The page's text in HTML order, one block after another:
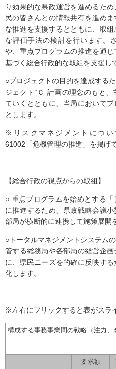
り効果的な県政運営を進めるた
民の皆さんとの情報共有を進め
な推進を支援するとともに、取
な評価手法の検討を行います。
や、重点プログラムの推進を通
基づく総合行政的な取組を支援し
○プロジェクトの目的を達成する
ジェクト“Ｃ”計画の理念のもと
ていくとともに、当局において
とします。
※リスクマネジメントにつ
61002「危機管理の推進」を掲げ
【総合行政の視点からの取組】
○ 重点プログラムを始めとする
に推進するため、県政戦略会議
部局が横断的に連携して施策展開
○トータルマネジメントシステム
管する総務局や各部局の経営企
に、県民ニーズを的確に反映す
化します。
※左右にフリックすると表がスラ
構成する事務事業間の戦略（注力、
要求額